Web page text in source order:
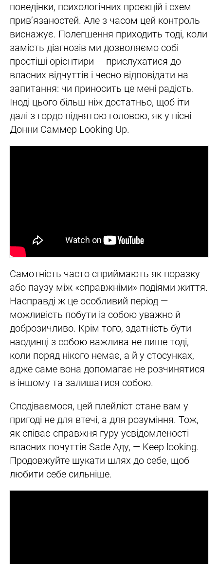
поведінки, психологічних проєкцій і схем
прив’язаностей. Але з часом цей контроль
виснажує. Полегшення приходить тоді, коли
замість діагнозів ми дозволяємо собі
простіші орієнтири — прислухатися до
власних відчуттів і чесно відповідати на
запитання: чи приносить це мені радість.
Іноді цього більш ніж достатньо, щоб іти
далі з гордо піднятою головою, як у пісні
Донни Саммер Looking Up.
Самотність часто сприймають як поразку
або паузу між «справжніми» подіями життя.
Насправді ж це особливий період —
можливість побути із собою уважно й
доброзичливо. Крім того, здатність бути
наодинці з собою важлива не лише тоді,
коли поряд нікого немає, а й у стосунках,
адже саме вона допомагає не розчинятися
в іншому та залишатися собою.
Сподіваємося, цей плейліст стане вам у
пригоді не для втечі, а для розуміння. Тож,
як співає справжня гуру усвідомленості
власних почуттів Sade Аду, — Keep looking.
Продовжуйте шукати шлях до себе, щоб
любити себе сильніше.